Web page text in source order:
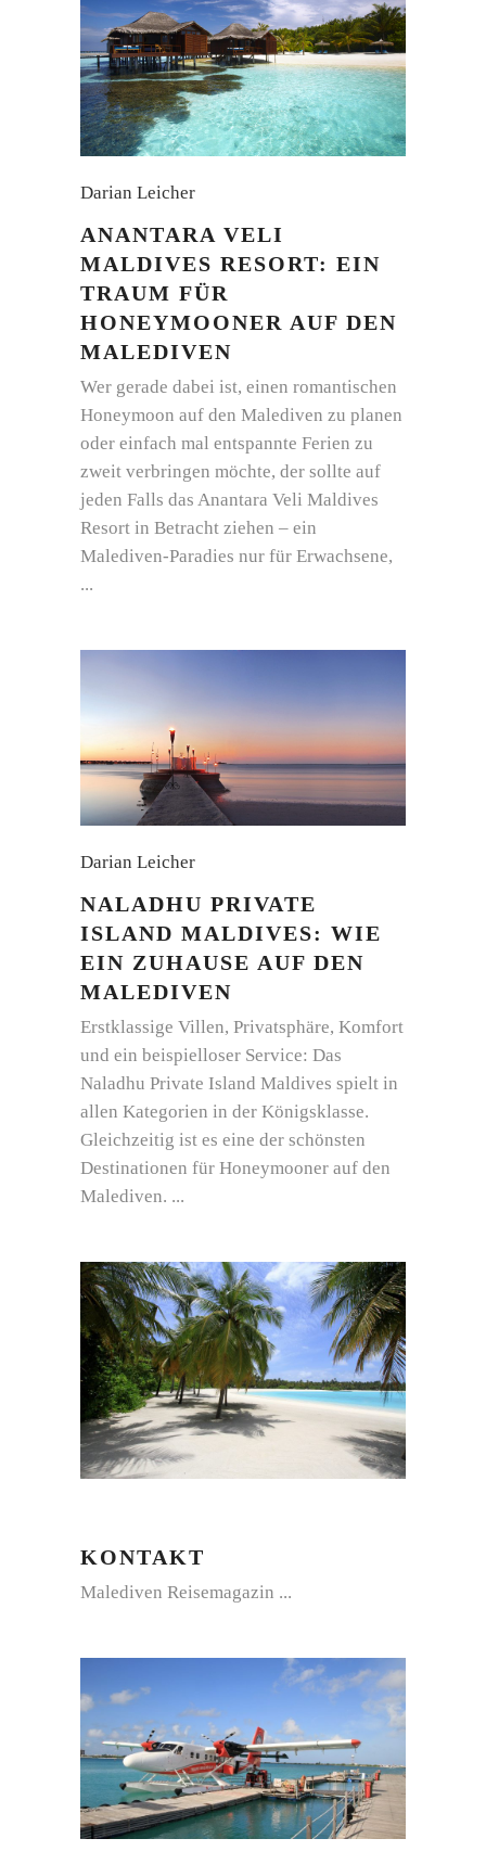
Darian Leicher
ANANTARA VELI
MALDIVES RESORT: EIN
TRAUM FÜR
HONEYMOONER AUF DEN
MALEDIVEN
Wer gerade dabei ist, einen romantischen
Honeymoon auf den Malediven zu planen
oder einfach mal entspannte Ferien zu
zweit verbringen möchte, der sollte auf
jeden Falls das Anantara Veli Maldives
Resort in Betracht ziehen – ein
Malediven-Paradies nur für Erwachsene,
Darian Leicher
NALADHU PRIVATE
ISLAND MALDIVES: WIE
EIN ZUHAUSE AUF DEN
MALEDIVEN
Erstklassige Villen, Privatsphäre, Komfort
und ein beispielloser Service: Das
Naladhu Private Island Maldives spielt in
allen Kategorien in der Königsklasse.
Gleichzeitig ist es eine der schönsten
Destinationen für Honeymooner auf den
Malediven.
KONTAKT
Malediven Reisemagazin